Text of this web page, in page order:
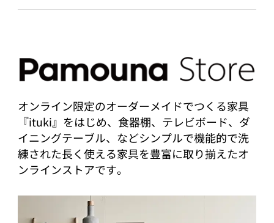
オンライン限定のオーダーメイドでつくる家具
『ituki』をはじめ、食器棚、テレビボード、ダ
イニングテーブル、などシンプルで機能的で洗
練された長く使える家具を豊富に取り揃えたオ
ンラインストアです。